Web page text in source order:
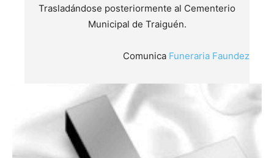
Trasladándose posteriormente al Cementerio
Municipal de Traiguén.
Comunica Funeraria Faundez